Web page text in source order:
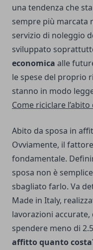
una tendenza che
sempre più marcata
servizio di noleggio
sviluppato
economica alle
le spese del proprio
stanno in modo
Come riciclare
Abito da sposa in
Ovviamente, il
fondamentale.
sposa non è
sbagliato farlo. Va
Made in Italy,
lavorazioni
spendere meno di
affitto quanto